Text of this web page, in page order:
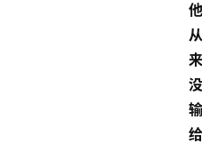
他
从
来
没
输
给